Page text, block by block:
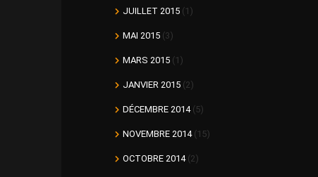
JUILLET 2015 (1)
MAI 2015 (3)
MARS 2015 (1)
JANVIER 2015 (2)
DÉCEMBRE 2014(5)
NOVEMBRE 2014(15)
OCTOBRE 2014(2)